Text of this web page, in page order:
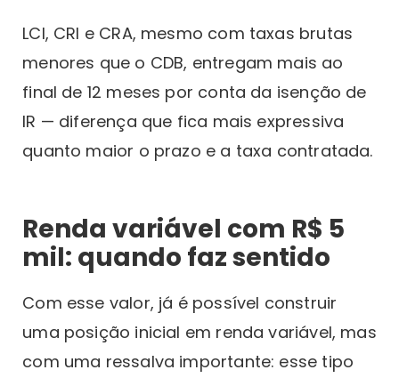
LCI, CRI e CRA, mesmo com taxas brutas
menores que o CDB, entregam mais ao
final de 12 meses por conta da isenção de
IR — diferença que fica mais expressiva
quanto maior o prazo e a taxa contratada.
Renda variável com R$ 5
mil: quando faz sentido
Com esse valor, já é possível construir
uma posição inicial em renda variável, mas
com uma ressalva importante: esse tipo